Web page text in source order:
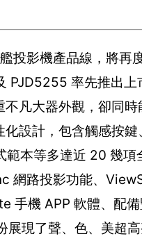
影機產品線，將再
PJD5255 率先推出上
凡大器外觀，卻同
設計，包含觸感按
本等多達近 20 幾項
網路投影功能、
機 APP 軟體、配
現了聲、色、美超